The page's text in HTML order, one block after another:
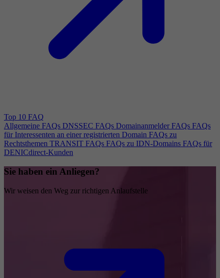
Top 10 FAQ
Allgemeine FAQs DNSSEC FAQs Domainanmelder FAQs FAQs
für Interessenten an einer registrierten Domain FAQs zu
Rechtsthemen TRANSIT FAQs FAQs zu IDN-Domains FAQs für
DENICdirect-Kunden
Sie haben ein Anliegen?
Wir weisen den Weg zur richtigen Anlaufstelle